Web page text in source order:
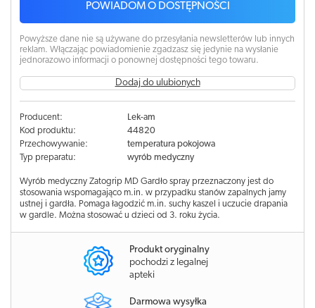
POWIADOM O DOSTĘPNOŚCI
Powyższe dane nie są używane do przesyłania newsletterów lub innych
reklam. Włączając powiadomienie zgadzasz się jedynie na wysłanie
jednorazowo informacji o ponownej dostępności tego towaru.
Dodaj do ulubionych
Producent:
Lek-am
Kod produktu:
44820
Przechowywanie:
temperatura pokojowa
Typ preparatu:
wyrób medyczny
Wyrób medyczny Zatogrip MD Gardło spray przeznaczony jest do
stosowania wspomagająco m.in. w przypadku stanów zapalnych jamy
ustnej i gardła. Pomaga łagodzić m.in. suchy kaszel i uczucie drapania
w gardle. Można stosować u dzieci od 3. roku życia.
Produkt oryginalny
pochodzi z legalnej
apteki
Darmowa wysyłka